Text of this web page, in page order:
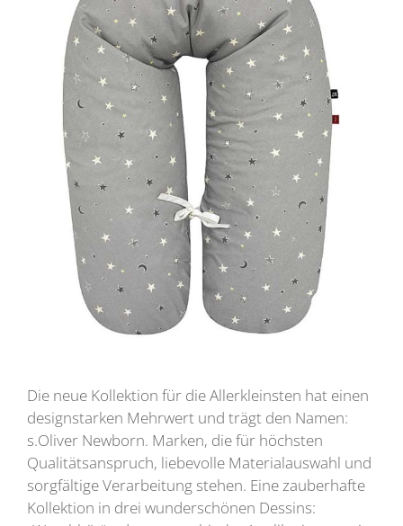
Die neue Kollektion für die Allerkleinsten hat einen
designstarken Mehrwert und trägt den Namen:
s.Oliver Newborn. Marken, die für höchsten
Qualitätsanspruch, liebevolle Materialauswahl und
sorgfältige Verarbeitung stehen. Eine zauberhafte
Kollektion in drei wunderschönen Dessins: